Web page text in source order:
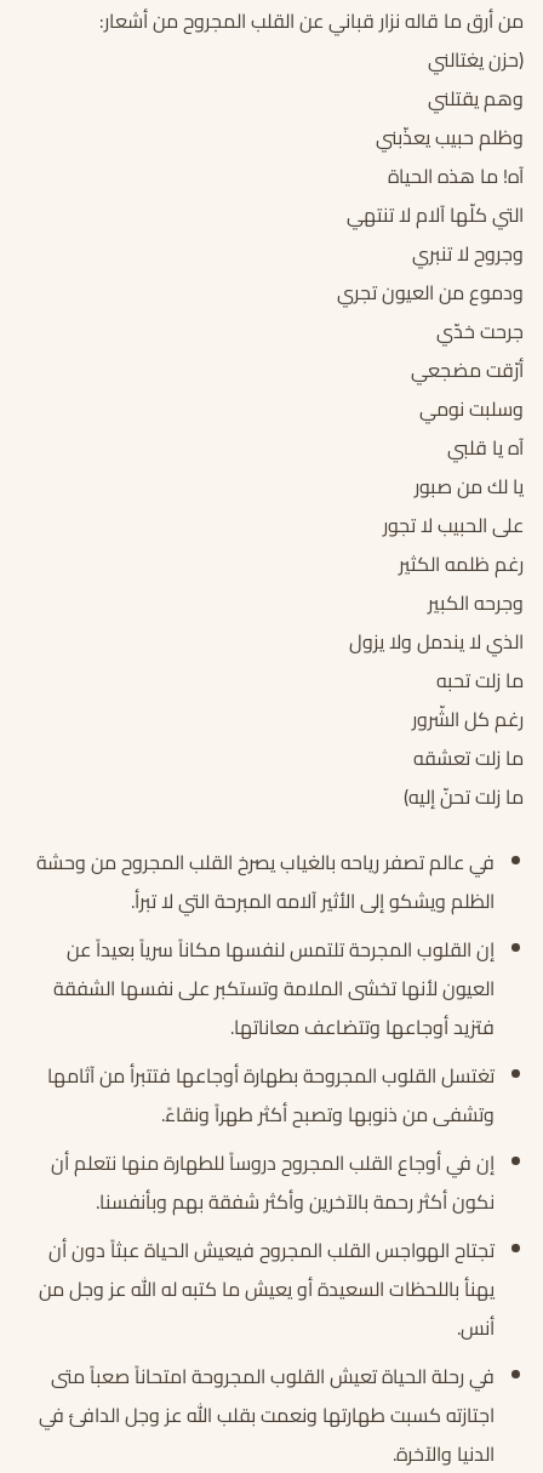
من أرق ما قاله نزار قباني عن القلب المجروح من أشعار:
(حزن يغتالني
وهم يقتلني
وظلم حبيب يعذّبني
آه! ما هذه الحياة
التي كلّها آلام لا تنتهي
وجروح لا تنبري
ودموع من العيون تجري
جرحت خدّي
أرّقت مضجعي
وسلبت نومي
آه يا قلبي
يا لك من صبور
على الحبيب لا تجور
رغم ظلمه الكثير
وجرحه الكبير
الذي لا يندمل ولا يزول
ما زلت تحبه
رغم كل الشّرور
ما زلت تعشقه
ما زلت تحنّ إليه)
في عالم تصفر رياحه بالغياب يصرخ القلب المجروح من وحشة
الظلم ويشكو إلى الأثير آلامه المبرحة التي لا تبرأ.
إن القلوب المجرحة تلتمس لنفسها مكاناً سرياً بعيداً عن
العيون لأنها تخشى الملامة وتستكبر على نفسها الشفقة
فتزيد أوجاعها وتتضاعف معاناتها.
تغتسل القلوب المجروحة بطهارة أوجاعها فتتبرأ من آثامها
وتشفى من ذنوبها وتصبح أكثر طهراً ونقاءً.
إن في أوجاع القلب المجروح دروساً للطهارة منها نتعلم أن
نكون أكثر رحمة بالآخرين وأكثر شفقة بهم وبأنفسنا.
تجتاح الهواجس القلب المجروح فيعيش الحياة عبثاً دون أن
يهنأ باللحظات السعيدة أو يعيش ما كتبه له الله عز وجل من
أنس.
في رحلة الحياة تعيش القلوب المجروحة امتحاناً صعباً متى
اجتازته كسبت طهارتها ونعمت بقلب الله عز وجل الدافئ في
الدنيا والآخرة.